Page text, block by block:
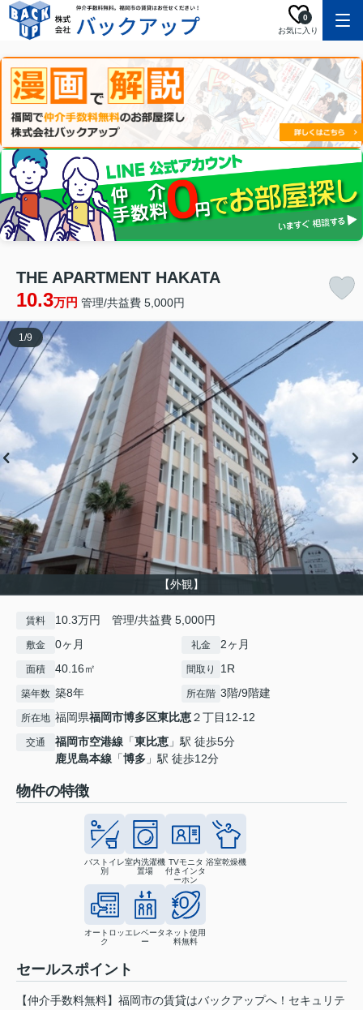
お気に入り
0
THE APARTMENT HAKATA
10.3万円 管理/共益費 5,000円
【外観】
1/9
賃料 10.3万円 管理/共益費 5,000円
敷金 0ヶ月 礼金 2ヶ月
面積 40.16㎡ 間取り 1R
築年数 築8年 所在階 3階/9階建
所在地 福岡県福岡市博多区東比恵２丁目12-12
交通 福岡市空港線 「東比恵 」駅 徒歩5分
鹿児島本線 「博多 」駅 徒歩12分
物件の特徴
バストイレ
別
室内洗濯機
置場
TVモニタ
付きインタ
ーホン
浴室乾燥機
オートロッ
ク
エレベータ
ー
ネット使用
料無料
セールスポイント
【仲介手数料無料】福岡市の賃貸はバックアップへ！セキュリテ